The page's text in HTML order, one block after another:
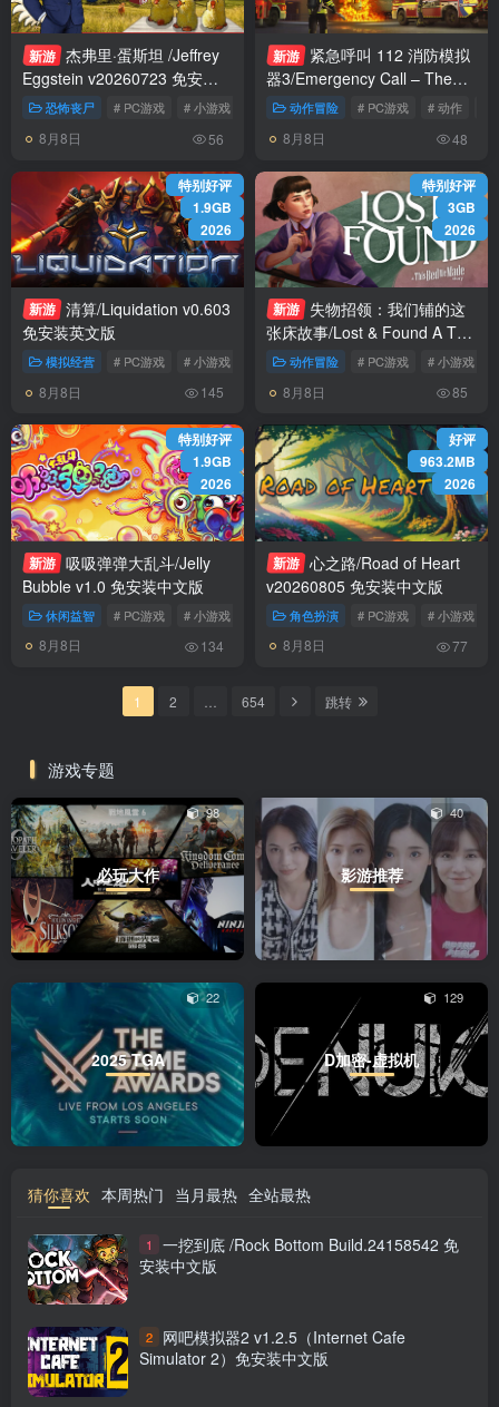
新游 杰弗里·蛋斯坦 /Jeffrey
Eggstein v20260723 免安装
英文版
恐怖丧尸 # PC游戏 # 小游戏 # 恐怖
8月8日 56
新游 紧急呼叫 112 消防模拟
器3/Emergency Call – The
Firefighting Simulation 3
v0.1.5523 免安装英文版
动作冒险 # PC游戏 # 动作
8月8日 48
特别好评
1.9GB
2026
新游 清算/Liquidation v0.603
免安装英文版
模拟经营 # PC游戏 # 小游戏 # 剧情
8月8日 145
特别好评
3GB
2026
新游 失物招领：我们铺的这
张床故事/Lost & Found A This
Bed We Made Story v6513 免
安装英文版
动作冒险 # PC游戏 # 小游戏
8月8日 85
特别好评
1.9GB
2026
新游 吸吸弹弹大乱斗/Jelly
Bubble v1.0 免安装中文版
休闲益智 # PC游戏 # 小游戏 # 动作
8月8日 134
好评
963.2MB
2026
新游 心之路/Road of Heart
v20260805 免安装中文版
角色扮演 # PC游戏 # 小游戏
8月8日 77
1 2 654 跳转
游戏专题
必玩大作
98
影游推荐
40
2025 TGA
22
D加密-虚拟机
129
猜你喜欢 本周热门 当月最热 全站最热
1
一挖到底 /Rock Bottom Build.24158542 免
安装中文版
2
网吧模拟器2 v1.2.5（Internet Cafe
Simulator 2）免安装中文版